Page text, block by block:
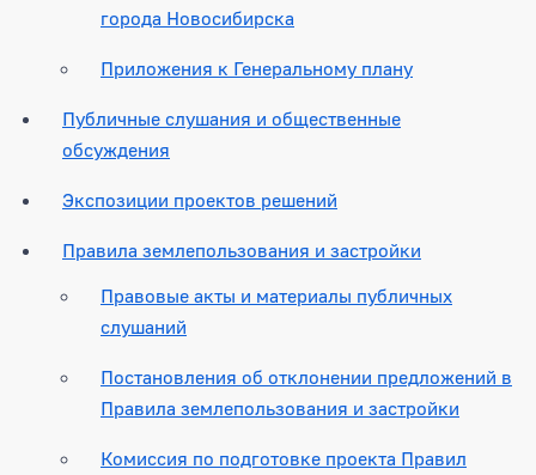
города Новосибирска
Приложения к Генеральному плану
Публичные слушания и общественные
обсуждения
Экспозиции проектов решений
Правила землепользования и застройки
Правовые акты и материалы публичных
слушаний
Постановления об отклонении предложений в
Правила землепользования и застройки
Комиссия по подготовке проекта Правил